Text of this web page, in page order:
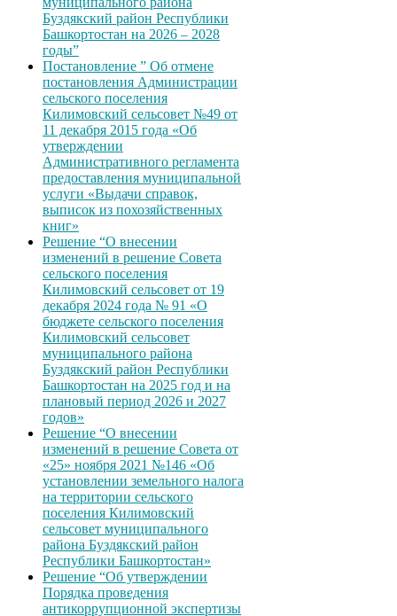
Буздякский район Республики
Башкортостан на 2026 – 2028
годы”
Постановление ” Об отмене
постановления Администрации
сельского поселения
Килимовский сельсовет №49 от
11 декабря 2015 года «Об
утверждении
Административного регламента
предоставления муниципальной
услуги «Выдачи справок,
выписок из похозяйственных
книг»
Решение “О внесении
изменений в решение Совета
сельского поселения
Килимовский сельсовет от 19
декабря 2024 года № 91 «О
бюджете сельского поселения
Килимовский сельсовет
муниципального района
Буздякский район Республики
Башкортостан на 2025 год и на
плановый период 2026 и 2027
годов»
Решение “О внесении
изменений в решение Совета от
«25» ноября 2021 №146 «Об
установлении земельного налога
на территории сельского
поселения Килимовский
сельсовет муниципального
района Буздякский район
Республики Башкортостан»
Решение “Об утверждении
Порядка проведения
антикоррупционной экспертизы